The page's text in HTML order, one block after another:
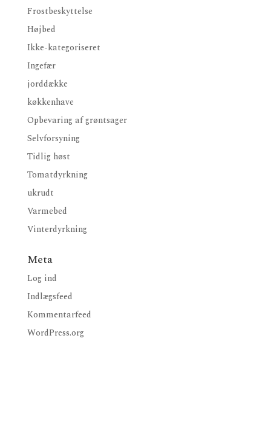
Frostbeskyttelse
Højbed
Ikke-kategoriseret
Ingefær
jorddække
køkkenhave
Opbevaring af grøntsager
Selvforsyning
Tidlig høst
Tomatdyrkning
ukrudt
Varmebed
Vinterdyrkning
Meta
Log ind
Indlægsfeed
Kommentarfeed
WordPress.org